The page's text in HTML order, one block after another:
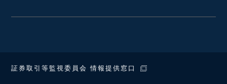
証券取引等監視委員会 情報提供窓口